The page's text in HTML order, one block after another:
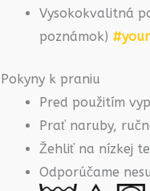
Vysokokvalitná
poznámok)
Pokyny k praniu
Pred použitím
Prať naruby,
Žehliť na nízkej
Odporúčame